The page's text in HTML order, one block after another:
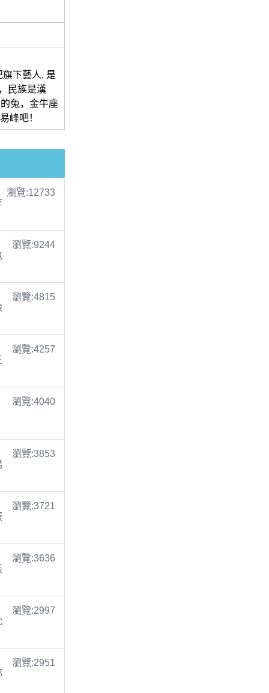
下藝人, 是
民族是漢
兔，金牛座
峰吧！
瀏覽:12733
瀏覽:9244
瀏覽:4815
瀏覽:4257
瀏覽:4040
瀏覽:3853
瀏覽:3721
瀏覽:3636
瀏覽:2997
瀏覽:2951